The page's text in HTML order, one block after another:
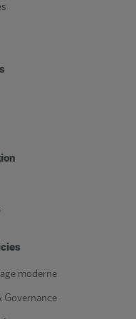
moderne
Governance